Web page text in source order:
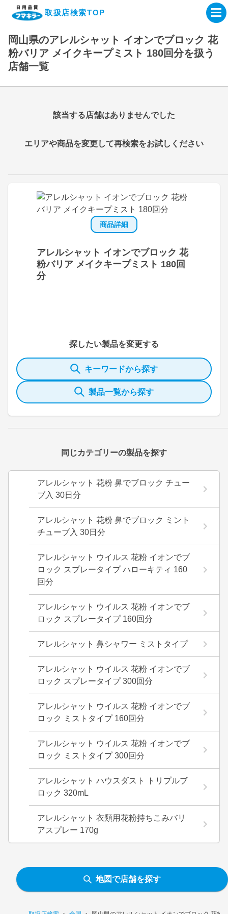
取扱店検索TOP
企業・IR情報サイト
オンラインショップ
製品検索はこちら
岡山県のアレルシャット イオンでブロック 花
粉バリア メイクキープミスト 180回分を扱う
店舗一覧
商品詳細
アレルシャット イオンでブロック 花
粉バリア メイクキープミスト 180回
分
探したい製品を変更する
キーワードから探す
製品一覧から探す
同じカテゴリーの製品を探す
アレルシャット 花粉 鼻でブロック チュー
ブ入 30日分
アレルシャット 花粉 鼻でブロック ミント
チューブ入 30日分
アレルシャット ウイルス 花粉 イオンでブ
ロック スプレータイプ ハローキティ 160
回分
アレルシャット ウイルス 花粉 イオンでブ
ロック スプレータイプ 160回分
アレルシャット 鼻シャワー ミストタイプ
アレルシャット ウイルス 花粉 イオンでブ
ロック スプレータイプ 300回分
アレルシャット ウイルス 花粉 イオンでブ
ロック ミストタイプ 160回分
アレルシャット ウイルス 花粉 イオンでブ
ロック ミストタイプ 300回分
アレルシャット ハウスダスト トリプルブ
ロック 320mL
アレルシャット 衣類用花粉持ちこみバリ
アスプレー 170g
該当する店舗はありませんでした
エリアや商品を変更して再検索をお試しください
地図で店舗を探す